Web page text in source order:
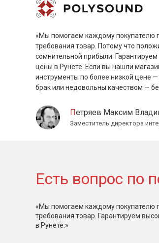
«Мы помогаем каждому покупателю
требования товар. Потому что
сомнительной прибыли.
цены в Рунете. Если вы нашли
инструменты по более низкой цене
брак или недовольны качеством —
Петряев Максим
Заместитель директора
Есть вопрос по
«Мы помогаем каждому покупателю
требования товар. Гарантируем
в Рунете.»